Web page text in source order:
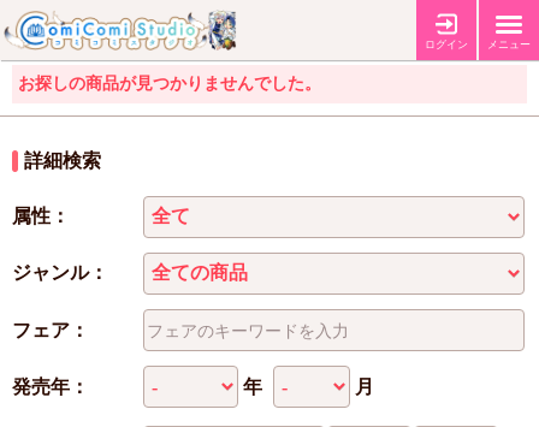
ログイン メニュー
お探しの商品が見つかりませんでした。
詳細検索
属性：
ジャンル：
フェア：
発売年： 年 月